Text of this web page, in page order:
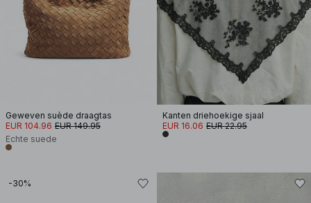
Geweven suède draagtas
EUR 104.96 EUR 149.95
Echte suede
Kanten driehoekige sjaal
EUR 16.06 EUR 22.95
-30%